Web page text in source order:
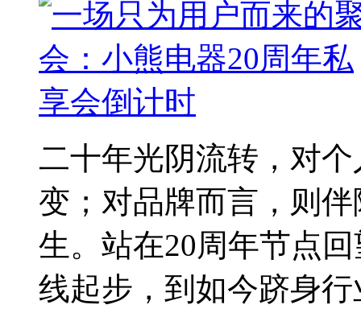
二十年光阴流转，对
变；对品牌而言，则
生。站在20周年节点
线起步，到如今跻身行